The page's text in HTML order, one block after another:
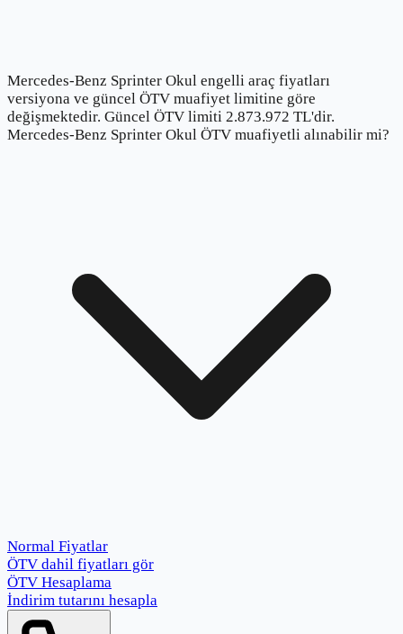
Mercedes-Benz Sprinter Okul engelli araç fiyatları
versiyona ve güncel ÖTV muafiyet limitine göre
değişmektedir. Güncel ÖTV limiti 2.873.972 TL'dir.
Mercedes-Benz Sprinter Okul ÖTV muafiyetli alınabilir mi?
Normal Fiyatlar
ÖTV dahil fiyatları gör
ÖTV Hesaplama
İndirim tutarını hesapla